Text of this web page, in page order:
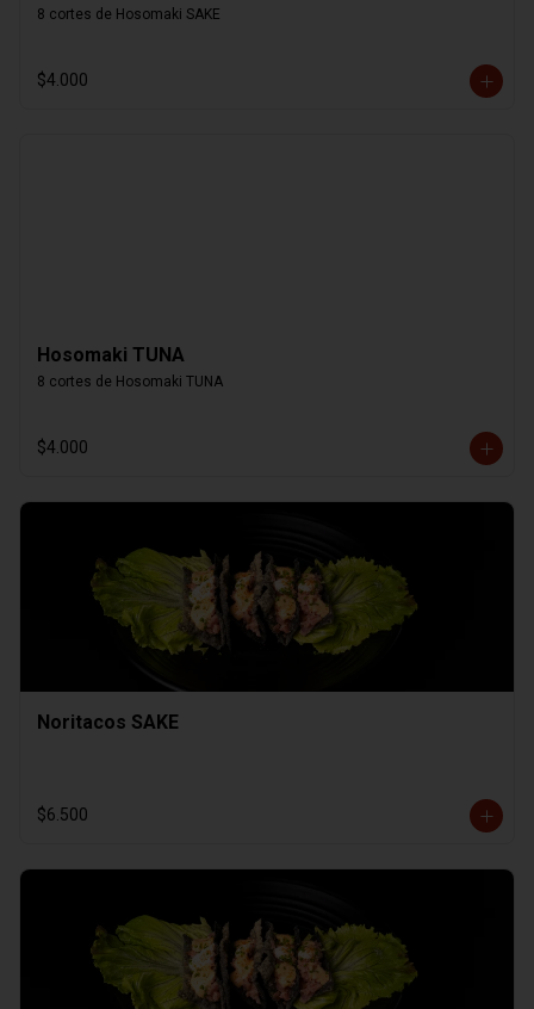
8 cortes de Hosomaki SAKE
$4.000
Hosomaki TUNA
8 cortes de Hosomaki TUNA
$4.000
Noritacos SAKE
$6.500